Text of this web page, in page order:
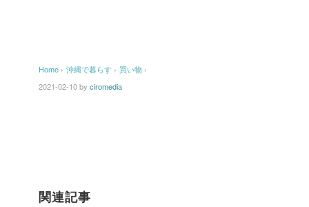
Home › 沖縄で暮らす › 買い物 ›
2021-02-10by ciromedia
関連記事